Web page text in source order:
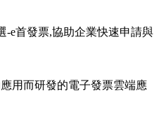
-e首發票,協助企業快速申請與
用而研發的電子發票雲端應